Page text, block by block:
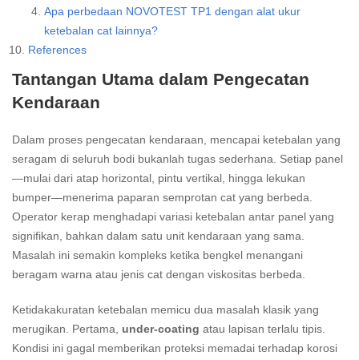
Apa perbedaan NOVOTEST TP1 dengan alat ukur
ketebalan cat lainnya?
References
Tantangan Utama dalam Pengecatan
Kendaraan
Dalam proses pengecatan kendaraan, mencapai ketebalan yang
seragam di seluruh bodi bukanlah tugas sederhana. Setiap panel
—mulai dari atap horizontal, pintu vertikal, hingga lekukan
bumper—menerima paparan semprotan cat yang berbeda.
Operator kerap menghadapi variasi ketebalan antar panel yang
signifikan, bahkan dalam satu unit kendaraan yang sama.
Masalah ini semakin kompleks ketika bengkel menangani
beragam warna atau jenis cat dengan viskositas berbeda.
Ketidakakuratan ketebalan memicu dua masalah klasik yang
merugikan. Pertama, under-coating atau lapisan terlalu tipis.
Kondisi ini gagal memberikan proteksi memadai terhadap korosi